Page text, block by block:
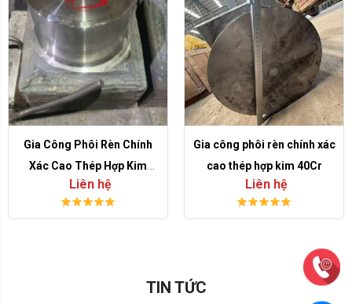
Gia Công Phôi Rèn Chính
Xác Cao Thép Hợp Kim
40Cr Cho Chi Tiết Cơ Khí
Chịu Lực
Liên hệ
Gia công phôi rèn chính xác
cao thép hợp kim 40Cr
Liên hệ
TIN TỨC